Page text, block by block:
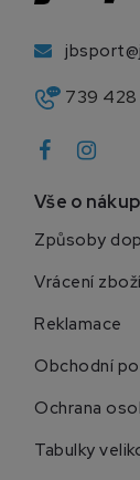
739
Vše o
Způsoby
Vrácení
Reklamace
Obchodní
Ochrana
Tabulky